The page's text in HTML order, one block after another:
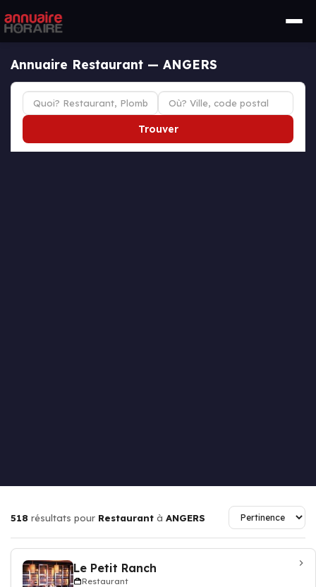
Annuaire Restaurant — ANGERS
Trouver
518 résultats pour Restaurant à ANGERS
Le Petit Ranch
Restaurant